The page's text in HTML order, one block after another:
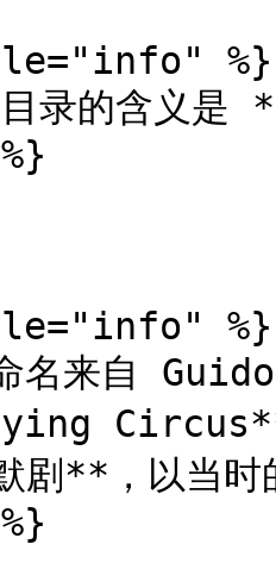
%}
的含义是
%}
名来自
Circus**
剧**，以当时